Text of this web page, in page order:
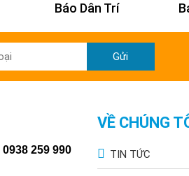
Báo Dân Trí
Gửi
259 990
VỀ CHÚNG
TIN TỨC